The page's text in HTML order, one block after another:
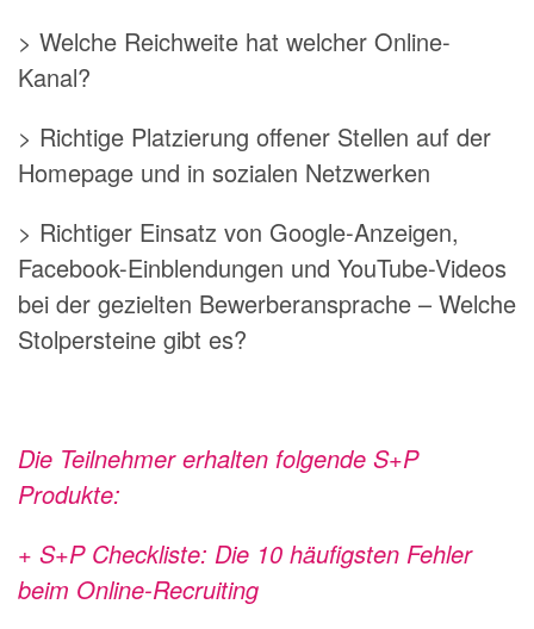
> Welche Reichweite hat welcher Online-
Kanal?
> Richtige Platzierung offener Stellen auf der
Homepage und in sozialen Netzwerken
> Richtiger Einsatz von Google-Anzeigen,
Facebook-Einblendungen und YouTube-Videos
bei der gezielten Bewerberansprache – Welche
Stolpersteine gibt es?
Die Teilnehmer erhalten folgende S+P
Produkte:
+ S+P Checkliste: Die 10 häufigsten Fehler
beim Online-Recruiting